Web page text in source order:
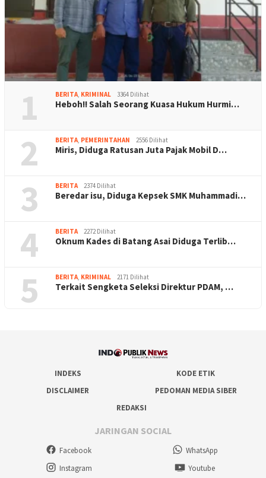
1 BERITA, KRIMINAL 3364 Dilihat
Heboh!! Salah Seorang Kuasa Hukum Hurmi…
2 BERITA, PEMERINTAHAN 2556 Dilihat
Miris, Diduga Ratusan Juta Pajak Mobil D…
3 BERITA 2374 Dilihat
Beredar isu, Diduga Kepsek SMK Muhammadi…
4 BERITA 2272 Dilihat
Oknum Kades di Batang Asai Diduga Terlib…
5 BERITA, KRIMINAL 2171 Dilihat
Terkait Sengketa Seleksi Direktur PDAM, …
INDEKS
KODE ETIK
DISCLAIMER
PEDOMAN MEDIA SIBER
REDAKSI
JARINGAN SOCIAL
Facebook
WhatsApp
Instagram
Youtube